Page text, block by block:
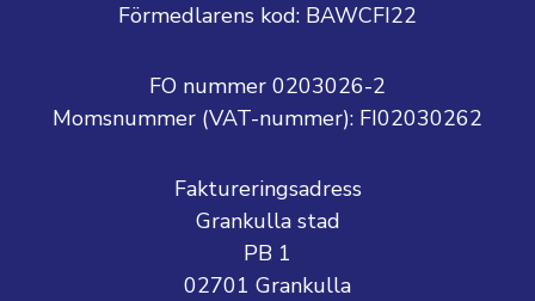
Förmedlarens kod: BAWCFI22
FO nummer 0203026-2
Momsnummer (VAT-nummer): FI02030262
Faktureringsadress
Grankulla stad
PB 1
02701 Grankulla